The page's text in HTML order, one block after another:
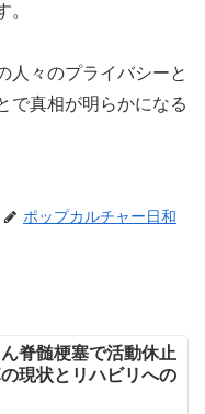
。
人々のプライバシーと
で真相が明らかになる
ポップカルチャー日和
脊髄梗塞で活動休止
現状とリハビリへの